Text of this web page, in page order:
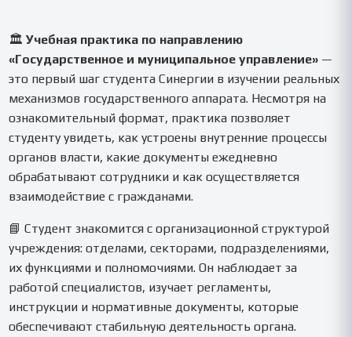
🏛️Учебная практика по направлению
«Государственное и муниципальное управление» —
это первый шаг студента Синергии в изучении реальных
механизмов государственного аппарата. Несмотря на
ознакомительный формат, практика позволяет
студенту увидеть, как устроены внутренние процессы
органов власти, какие документы ежедневно
обрабатывают сотрудники и как осуществляется
взаимодействие с гражданами.
📘 Студент знакомится с организационной структурой
учреждения: отделами, секторами, подразделениями,
их функциями и полномочиями. Он наблюдает за
работой специалистов, изучает регламенты,
инструкции и нормативные документы, которые
обеспечивают стабильную деятельность органа.